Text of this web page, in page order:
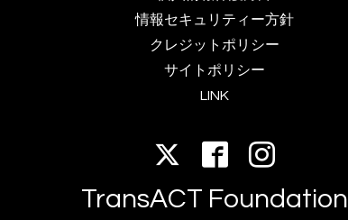
情報セキュリティー方針
クレジットポリシー
サイトポリシー
LINK
TransACT Foundation